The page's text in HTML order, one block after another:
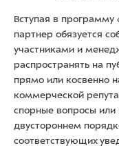
Вступая в программу
партнер обязуется
участниками и
распространять на
прямо или косвенно
коммерческой
спорные вопросы или
двустороннем
соответствующих